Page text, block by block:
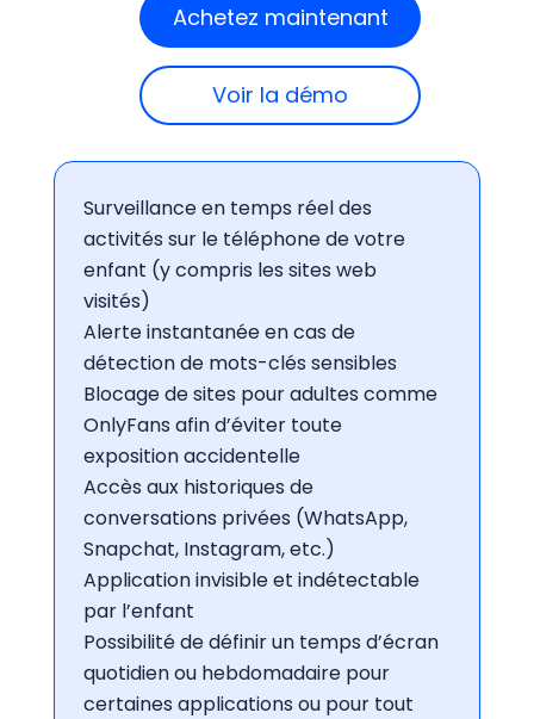
Achetez maintenant
Voir la démo
Surveillance en temps réel des
activités sur le téléphone de votre
enfant (y compris les sites web
visités)
Alerte instantanée en cas de
détection de mots-clés sensibles
Blocage de sites pour adultes comme
OnlyFans afin d’éviter toute
exposition accidentelle
Accès aux historiques de
conversations privées (WhatsApp,
Snapchat, Instagram, etc.)
Application invisible et indétectable
par l’enfant
Possibilité de définir un temps d’écran
quotidien ou hebdomadaire pour
certaines applications ou pour tout